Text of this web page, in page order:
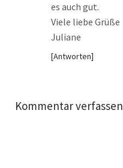
es auch gut.
Viele liebe Grüße
Juliane
Antworten
Kommentar verfassen